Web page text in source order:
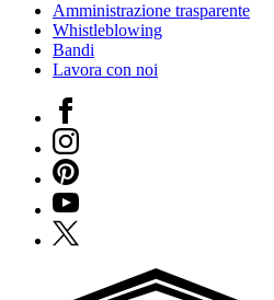
Amministrazione trasparente
Whistleblowing
Bandi
Lavora con noi
Facebook
Instagram
Pinterest
YouTube
X